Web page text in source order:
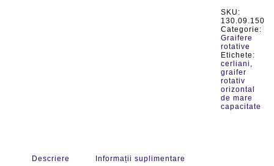
SKU:
130.09.150
Categorie:
Graifere
rotative
Etichete:
cerliani ,
graifer
rotativ
orizontal
de mare
capacitate
Descriere Informații suplimentare